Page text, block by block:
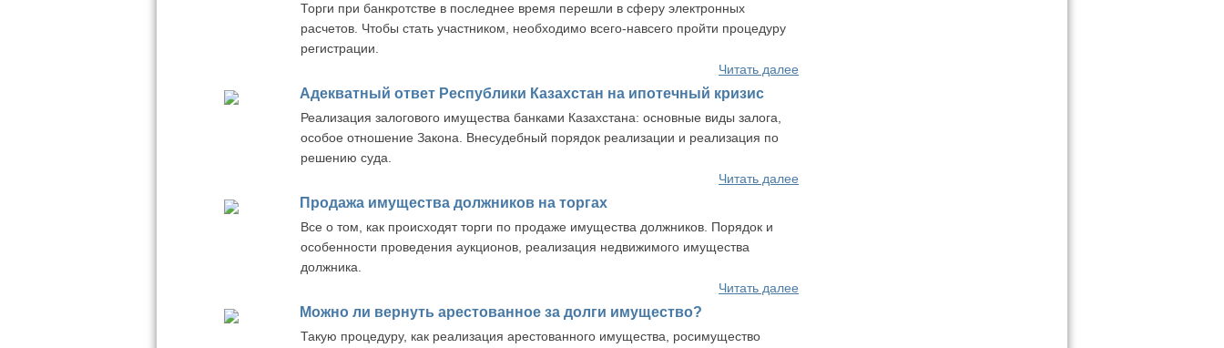
Торги при банкротстве в последнее время перешли в сферу электронных
расчетов. Чтобы стать участником, необходимо всего-навсего пройти процедуру
регистрации.
Читать далее
Адекватный ответ Республики Казахстан на ипотечный кризис
Реализация залогового имущества банками Казахстана: основные виды залога,
особое отношение Закона. Внесудебный порядок реализации и реализация по
решению суда.
Читать далее
Продажа имущества должников на торгах
Все о том, как происходят торги по продаже имущества должников. Порядок и
особенности проведения аукционов, реализация недвижимого имущества
должника.
Читать далее
Можно ли вернуть арестованное за долги имущество?
Такую процедуру, как реализация арестованного имущества, росимущество